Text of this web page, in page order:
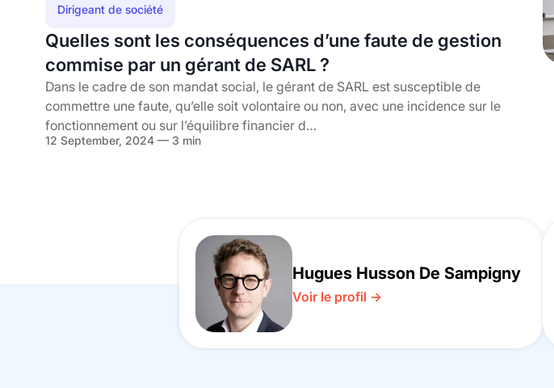
Dirigeant de société
Quelles sont les conséquences d’une faute de gestion
commise par un gérant de SARL ?
Dans le cadre de son mandat social, le gérant de SARL est susceptible de
commettre une faute, qu’elle soit volontaire ou non, avec une incidence sur le
fonctionnement ou sur l’équilibre financier d…
12 September, 2024 — 3 min
Hugues Husson De Sampigny
Voir le profil →